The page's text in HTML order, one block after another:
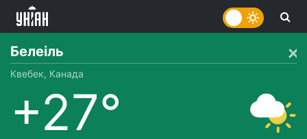
Белеіль
Квебек, Канада
+27°